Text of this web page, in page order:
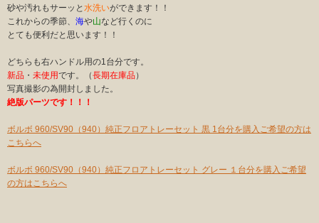
砂や汚れもサーッと 水洗いができます！！
これからの季節、 海や山など行くのに
とても便利だと思います！！
どちらも右ハンドル用の1台分です。
新品 ・ 未使用です。（長期在庫品）
写真撮影の為開封しました。
絶版パーツです！！！
ボルボ 960/SV90（940）純正フロアトレーセット 黒 1台分を購入ご希望の方は
こちらへ
ボルボ 960/SV90（940）純正フロアトレーセット グレー １台分を購入ご希望
の方はこちらへ